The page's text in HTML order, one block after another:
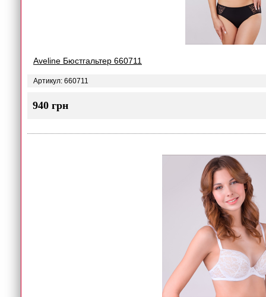
Aveline Бюстгальтер 660711
Артикул: 660711
940 грн